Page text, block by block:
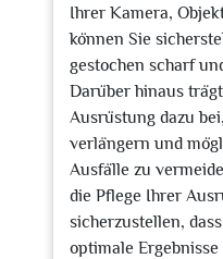
Ihrer Kamera,
können Sie
gestochen scharf
Darüber hinaus
Ausrüstung dazu
verlängern und
Ausfälle zu
die Pflege Ihrer
sicherzustellen,
optimale